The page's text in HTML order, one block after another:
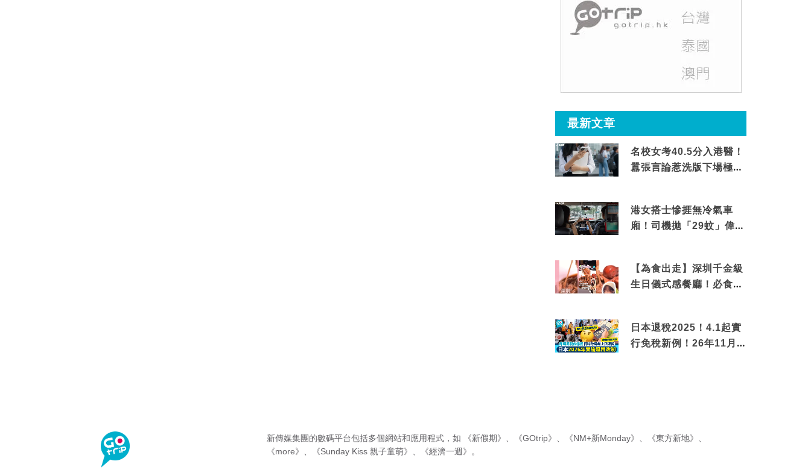
最新文章
名校女考40.5分入港醫！
囂張言論惹洗版下場極震
港女搭士慘捱無冷氣車
廂！司機拋「29蚊」偉論
【為食出走】深圳千金級
生日儀式感餐廳！必食失
日本退稅2025！4.1起實
行免稅新例！26年11月
新傳媒集團的數碼平台包括多個網站和應用程式，如 《新假期》 《GOtrip》 《NM+新Monday》 《東方新地》
《more》
《Sunday Kiss 親子童萌》 《經濟一週》 。